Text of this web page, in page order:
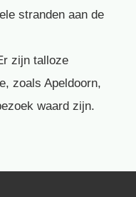
stranden aan de
zijn talloze
zoals Apeldoorn,
waard zijn.